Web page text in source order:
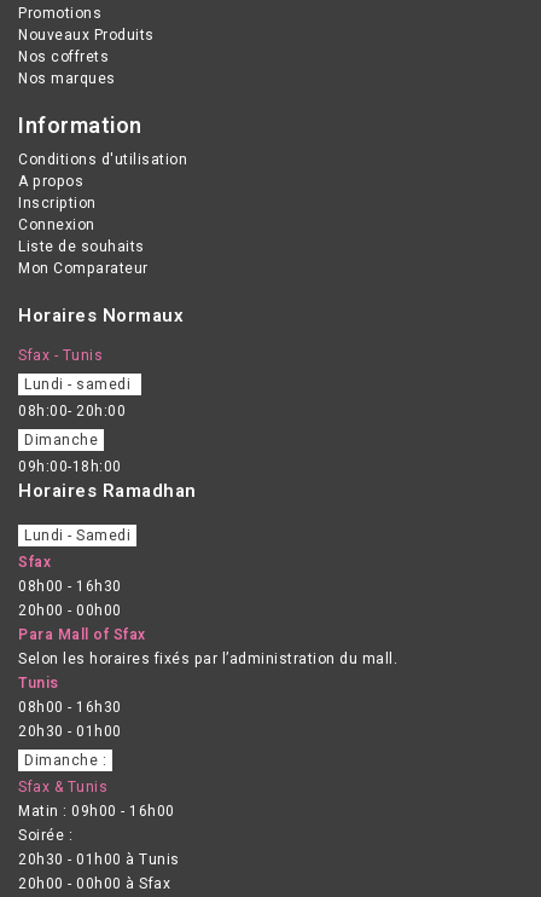
Promotions
Nouveaux Produits
Nos coffrets
Nos marques
Information
Conditions d'utilisation
A propos
Inscription
Connexion
Liste de souhaits
Mon Comparateur
Horaires Normaux
Sfax - Tunis
Lundi - samedi
08h:00- 20h:00
Dimanche
09h:00-18h:00
Horaires Ramadhan
Lundi - Samedi
Sfax
08h00 - 16h30
20h00 - 00h00
Para Mall of Sfax
Selon les horaires fixés par l’administration du mall.
Tunis
08h00 - 16h30
20h30 - 01h00
Dimanche :
Sfax & Tunis
Matin : 09h00 - 16h00
Soirée :
20h30 - 01h00 à Tunis
20h00 - 00h00 à Sfax